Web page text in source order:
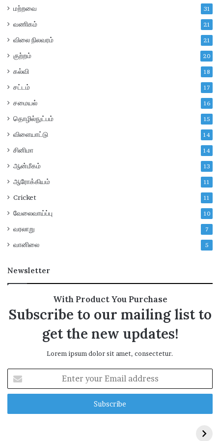
வி
ப்
ங்
மற்றவை
31
வணிகம் 21
விலை நிலவரம் 21
குற்றம் 20
கல்வி 18
சட்டம் 17
சமையல் 16
தொழில்நுட்பம் 15
விளையாட்டு 14
சினிமா 14
ஆன்மீகம் 13
ஆரோக்கியம் 11
Cricket 11
வேலைவாய்ப்பு 10
வரலாறு 7
வானிலை 5
Newsletter
With Product You Purchase
Subscribe to our mailing list to
get the new updates!
Lorem ipsum dolor sit amet, consectetur.
t
r